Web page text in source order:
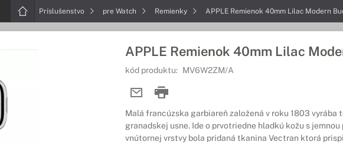
Príslušenstvo pre Watch Remienky APPLE Remienok 40mm Lilac Modern
APPLE Remienok 40mm Lilac
kód produktu: MV6W2ZM/A
Malá francúzska garbiareň založená v roku 1803 vyrába
granadskej usne. Ide o prvotriedne hladkú kožu s jemnou
vnútornej vrstvy bola pridaná tkanina Vectran ktorá